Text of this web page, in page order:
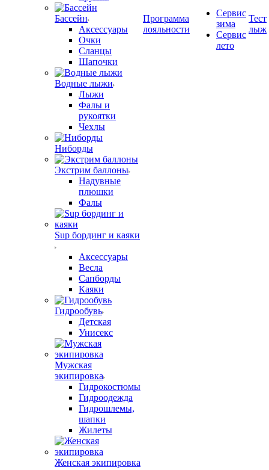
Бассейн
Аксессуары
Очки
Сланцы
Шапочки
Водные лыжи
Лыжи
Фалы и
рукоятки
Чехлы
Ниборды
Экстрим баллоны
Надувные
плюшки
Фалы
Sup бординг и каяки
Аксессуары
Весла
Сапборды
Каяки
Гидрообувь
Детская
Унисекс
Мужская
экипировка
Гидрокостюмы
Гидроодежда
Гидрошлемы,
шапки
Жилеты
Женская экипировка
Программа
лояльности
Сервис
зима
Сервис
лето
Тест
лыж